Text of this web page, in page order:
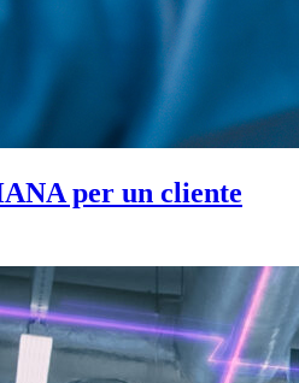
per un cliente